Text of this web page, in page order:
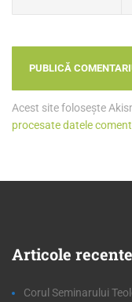
Acest site folosește
procesate datele
Articole recente
Corul Seminarului